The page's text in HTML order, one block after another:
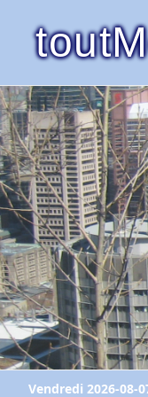
Vendredi 2026-08-